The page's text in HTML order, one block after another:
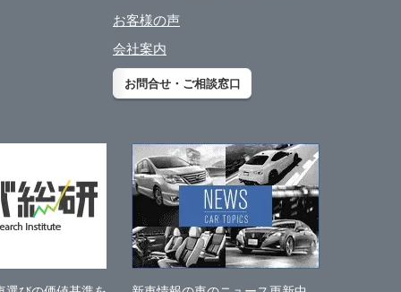
お客様の声
会社案内
お問合せ・ご相談窓口